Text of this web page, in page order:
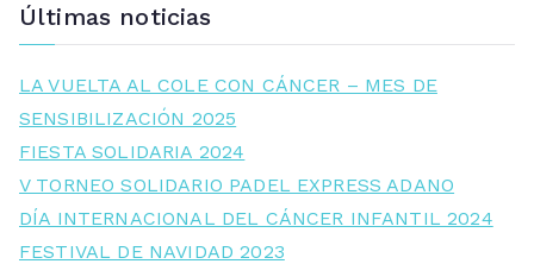
Últimas noticias
LA VUELTA AL COLE CON CÁNCER – MES DE
SENSIBILIZACIÓN 2025
FIESTA SOLIDARIA 2024
V TORNEO SOLIDARIO PADEL EXPRESS ADANO
DÍA INTERNACIONAL DEL CÁNCER INFANTIL 2024
FESTIVAL DE NAVIDAD 2023